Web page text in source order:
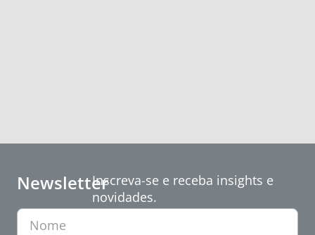
NewsletterInscreva-se e receba insights e
novidades.
Nome